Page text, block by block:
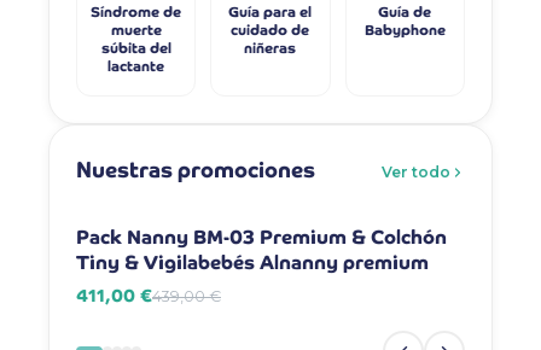
Síndrome de
muerte
súbita del
lactante
Guía para el
cuidado de
niñeras
Guía de
Babyphone
Nuestras promociones Ver todo
Pack Nanny BM-03 Premium & Colchón
Tiny & Vigilabebés Alnanny premium
411,00 €439,00 €